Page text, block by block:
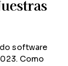
software
Como